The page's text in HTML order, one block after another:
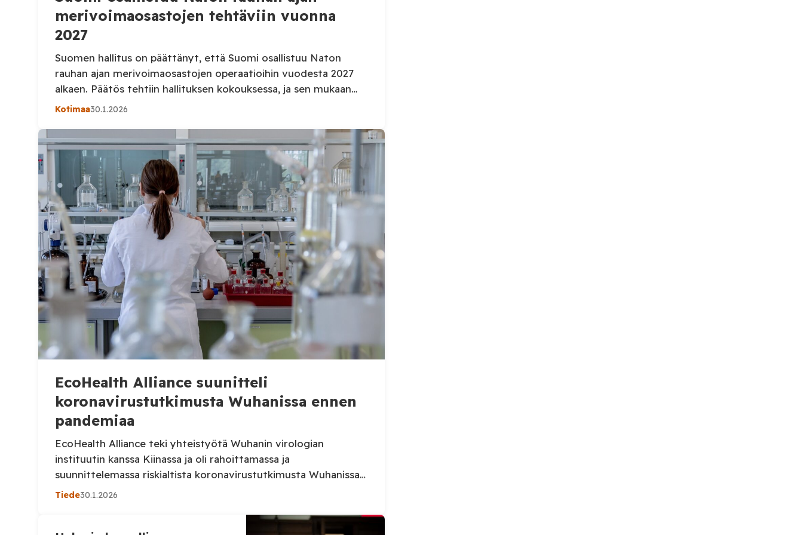
merivoimaosastojen tehtäviin vuonna
2027
Suomen hallitus on päättänyt, että Suomi osallistuu Naton
rauhan ajan merivoimaosastojen operaatioihin vuodesta 2027
alkaen. Päätös tehtiin hallituksen kokouksessa, ja sen mukaan
Suomen merivoimat sijoittavat aluksia ja henkilöstöä osaksi
erityisesti rauhan ajan merellisiä tehtäviä Itämerellä,
Pohjanmerellä ja Pohjois-Atlantilla. Suomi osallistuu muun
muassa miinantorjunta- ja laivastoosastojen toimintaan.
Käytännössä tämä tarkoittaa suomalais-miinantorjunta-aluksen
[…]
Kotimaa30.1.2026
EcoHealth Alliance suunitteli
koronavirustutkimusta Wuhanissa ennen
pandemiaa
EcoHealth Alliance teki yhteistyötä Wuhanin virologian
instituutin kanssa Kiinassa ja oli rahoittamassa ja
suunnittelemassa riskialtista koronavirustutkimusta Wuhanissa
juuri ennen pandemiaa. Sen DEFUSE-hankkeessa ehdotettiin
ryhmä US Right to Know (USRTK) on nyt julkaissut asiakirjat
Tiede30.1.2026